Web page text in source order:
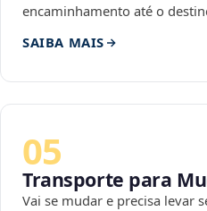
encaminhamento até o
SAIBA MAIS
05
Transporte para
Vai se mudar e precisa levar